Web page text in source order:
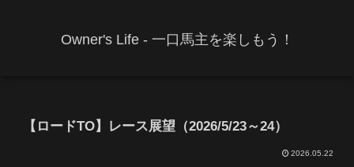
Owner's Life - 一口馬主を楽しもう！
【ロードTO】レース展望（2026/5/23～24）
2026.05.22